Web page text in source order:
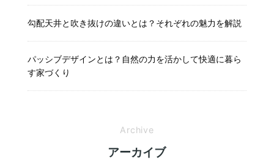
勾配天井と吹き抜けの違いとは？それぞれの魅力を解説
パッシブデザインとは？自然の力を活かして快適に暮ら
す家づくり
Archive
アーカイブ